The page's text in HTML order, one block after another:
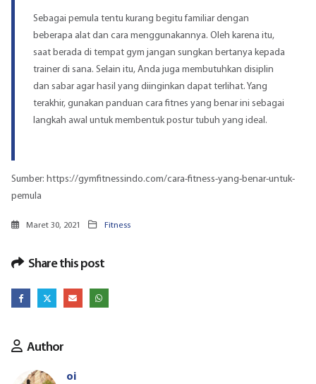
Sebagai pemula tentu kurang begitu familiar dengan
beberapa alat dan cara menggunakannya. Oleh karena itu,
saat berada di tempat gym jangan sungkan bertanya kepada
trainer di sana. Selain itu, Anda juga membutuhkan disiplin
dan sabar agar hasil yang diinginkan dapat terlihat. Yang
terakhir, gunakan panduan cara fitnes yang benar ini sebagai
langkah awal untuk membentuk postur tubuh yang ideal.
Sumber: https://gymfitnessindo.com/cara-fitness-yang-benar-untuk-
pemula
Maret 30, 2021 Fitness
Share this post
Author
oi